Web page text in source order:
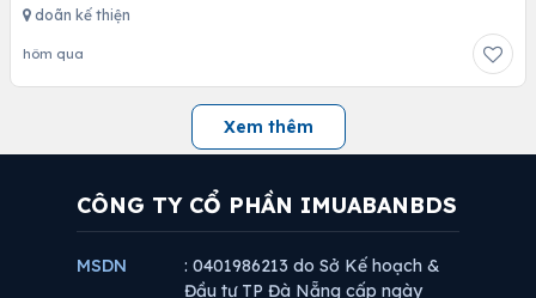
doãn kế thiện
hôm qua
Xem thêm
CÔNG TY CỔ PHẦN IMUABANBDS
MSDN
: 0401986213 do Sở Kế hoạch &
Đầu tư TP Đà Nẵng cấp ngày